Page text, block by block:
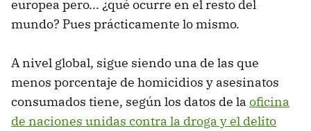
europea pero... ¿qué ocurre en el resto del
mundo? Pues prácticamente lo mismo.
A nivel global, sigue siendo una de las que
menos porcentaje de homicidios y asesinatos
consumados tiene, según los datos de la oficina
de naciones unidas contra la droga y el delito